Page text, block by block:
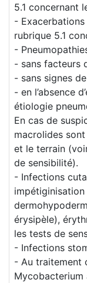
5.1 concernant
-
rubrique 5.1
-
- sans facteurs
- sans signes
- en l’absence
étiologie
En cas de
macrolides
et le terrain
de sensibilité).
- Infections
érysipèle),
les tests de
- Infections
- Au traitement
Mycobacterium